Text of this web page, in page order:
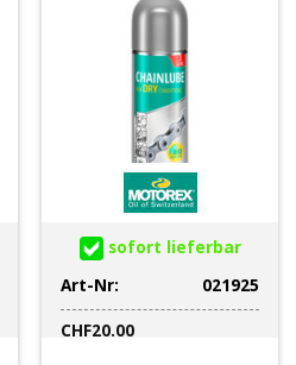
sofort lieferbar
Art-Nr:
021925
CHF20.00